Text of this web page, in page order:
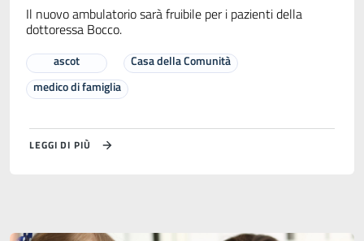
Il nuovo ambulatorio sarà fruibile per i pazienti della
dottoressa Bocco.
ascot
Casa della Comunità
medico di famiglia
LEGGI DI PIÙ